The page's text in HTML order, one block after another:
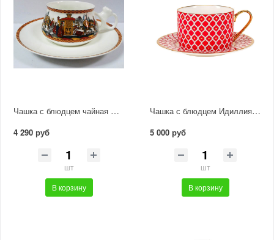
Чашка с блюдцем чайная Билибина "Войско Дадона"
4 290 руб
шт
В корзину
Чашка с блюдцем Идиллия "Скарлетт 1"
5 000 руб
шт
В корзину